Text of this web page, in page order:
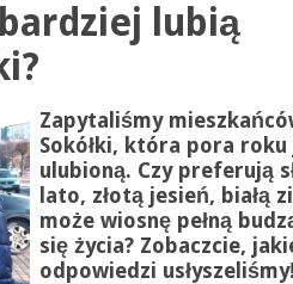
lubią
Zapytaliśmy
Sokółki, która pora
ulubioną. Czy preferują
lato, złotą jesień, białą
może wiosnę pełną
się życia? Zobaczcie,
odpowiedzi usłyszeliśmy!